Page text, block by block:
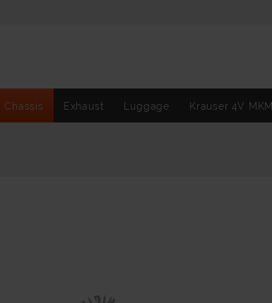
Chassis Exhaust Luggage Krauser 4V MKM